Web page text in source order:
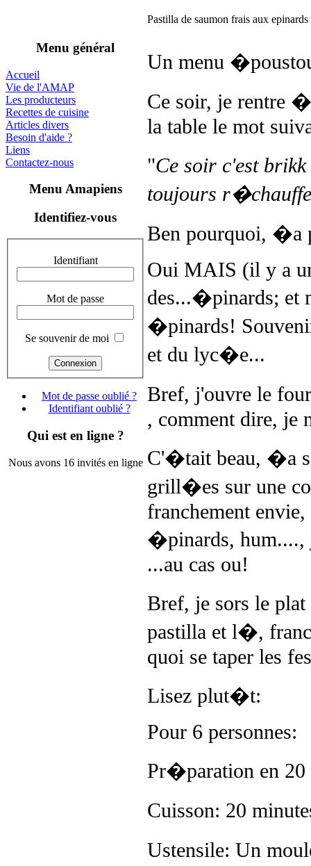
Menu général
Accueil
Vie de l'AMAP
Les producteurs
Recettes de cuisine
Articles divers
Besoin d'aide ?
Liens
Contactez-nous
Menu Amapiens
Identifiez-vous
Identifiant
Mot de passe
Se souvenir de moi
Mot de passe oublié ?
Identifiant oublié ?
Qui est en ligne ?
Nous avons 16 invités en ligne
Pastilla de saumon frais aux epinards
Un menu
Ce soir, je rentre
la table le mot
"Ce soir c'est
toujours
Ben pourquoi, �a
Oui MAIS (il y a
des...�pinards; et
�pinards!
et du lyc�e...
Bref, j'ouvre le
, comment dire, je
C'�tait beau, �a
grill�es sur une
franchement
�pinards, hum....,
...au cas ou!
Bref, je sors le
pastilla et l�,
quoi se taper les
Lisez plut�t:
Pour 6 personnes:
Pr�paration en 20
Cuisson: 20
Ustensile: Un